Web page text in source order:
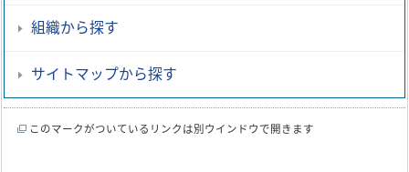
組織から探す
サイトマップから探す
このマークがついているリンクは別ウインドウで開きます